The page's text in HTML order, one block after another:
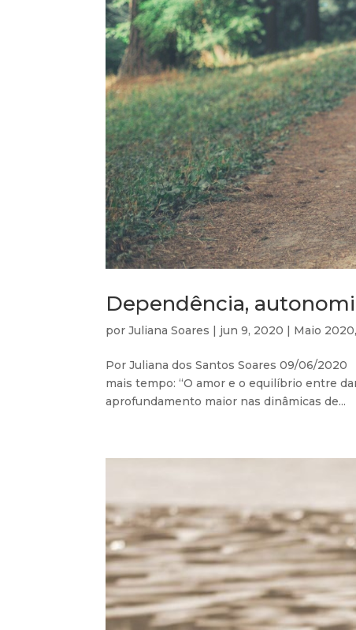
Dependência,
porJuliana Soares | jun 9, 2020 | Maio 2020,
Por Juliana dos Santos Soares 09/06/
mais tempo: “O amor e o equilíbrio entre
aprofundamento maior nas dinâmicas de...